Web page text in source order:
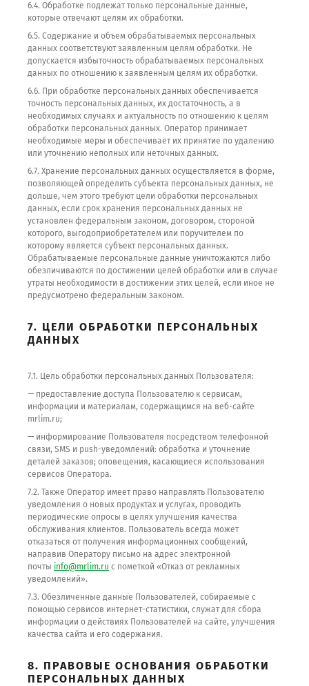
6.4. Обработке подлежат только персональные данные,
которые отвечают целям их обработки.
6.5. Содержание и объем обрабатываемых персональных
данных соответствуют заявленным целям обработки. Не
допускается избыточность обрабатываемых персональных
данных по отношению к заявленным целям их обработки.
6.6. При обработке персональных данных обеспечивается
точность персональных данных, их достаточность, а в
необходимых случаях и актуальность по отношению к целям
обработки персональных данных. Оператор принимает
необходимые меры и обеспечивает их принятие по удалению
или уточнению неполных или неточных данных.
6.7. Хранение персональных данных осуществляется в форме,
позволяющей определить субъекта персональных данных, не
дольше, чем этого требуют цели обработки персональных
данных, если срок хранения персональных данных не
установлен федеральным законом, договором, стороной
которого, выгодоприобретателем или поручителем по
которому является субъект персональных данных.
Обрабатываемые персональные данные уничтожаются либо
обезличиваются по достижении целей обработки или в случае
утраты необходимости в достижении этих целей, если иное не
предусмотрено федеральным законом.
7. ЦЕЛИ ОБРАБОТКИ ПЕРСОНАЛЬНЫХ
ДАННЫХ
7.1. Цель обработки персональных данных Пользователя:
— предоставление доступа Пользователю к сервисам,
информации и материалам, содержащимся на веб-сайте
mrlim.ru;
— информирование Пользователя посредством телефонной
связи, SMS и push-уведомлений: обработка и уточнение
деталей заказов; оповещения, касающиеся использования
сервисов Оператора.
7.2. Также Оператор имеет право направлять Пользователю
уведомления о новых продуктах и услугах, проводить
периодические опросы в целях улучшения качества
обслуживания клиентов. Пользователь всегда может
отказаться от получения информационных сообщений,
направив Оператору письмо на адрес электронной
почты info@mrlim.ru с пометкой «Отказ от рекламных
уведомлений».
7.3. Обезличенные данные Пользователей, собираемые с
помощью сервисов интернет-статистики, служат для сбора
информации о действиях Пользователей на сайте, улучшения
качества сайта и его содержания.
8. ПРАВОВЫЕ ОСНОВАНИЯ ОБРАБОТКИ
ПЕРСОНАЛЬНЫХ ДАННЫХ